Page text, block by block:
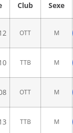
Club Sexe
OTT M
TTB M
OTT M
TTB M